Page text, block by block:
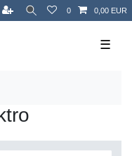
0 0,00 EUR
☰